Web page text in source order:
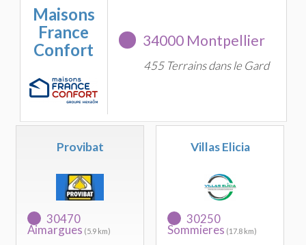
Maisons
France
Confort
34000 Montpellier
455 Terrains dans le Gard
Provibat
30470
Aimargues (5.9 km)
Villas Elicia
30250
Sommieres (17.8 km)